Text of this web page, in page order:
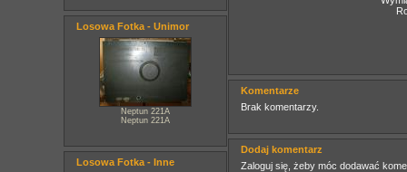
Losowa Fotka - Unimor
Neptun 221A
Neptun 221A
Losowa Fotka - Inne
Komentarze
Brak komentarzy.
Dodaj komentarz
Zaloguj się, żeby móc dodawać